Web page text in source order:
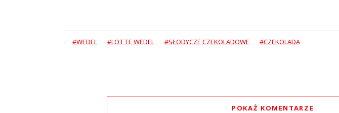
#WEDEL #LOTTE WEDEL #SŁODYCZE CZEKOLADOWE #CZEKOLADA
POKAŻ KOMENTARZE